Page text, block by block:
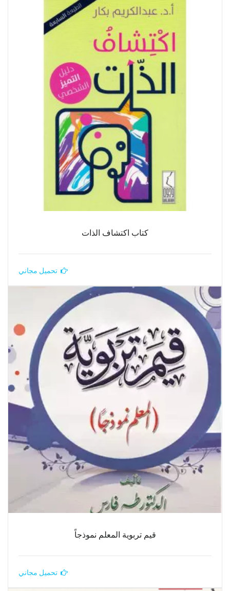
كتاب اكتشاف الذات
تحميل مجاني
قيم تربوية المعلم نموذجاً
تحميل مجاني